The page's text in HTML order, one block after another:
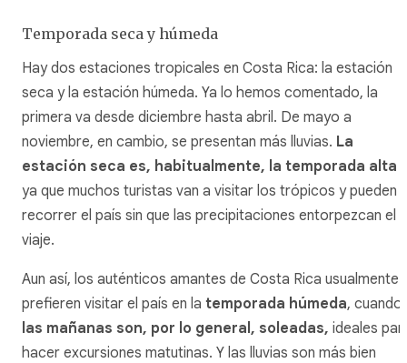
Temporada seca y húmeda
Hay dos estaciones tropicales en Costa Rica: la estación
seca y la estación húmeda. Ya lo hemos comentado, la
primera va desde diciembre hasta abril. De mayo a
noviembre, en cambio, se presentan más lluvias. La
estación seca es, habitualmente, la temporada alta
ya que muchos turistas van a visitar los trópicos y pueden
recorrer el país sin que las precipitaciones entorpezcan el
viaje.
Aun así, los auténticos amantes de Costa Rica usualmente
prefieren visitar el país en la temporada húmeda, cuando
las mañanas son, por lo general, soleadas, ideales
hacer excursiones matutinas. Y las lluvias son más bien